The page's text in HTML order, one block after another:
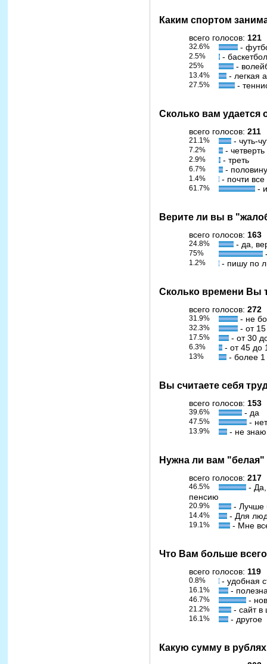
Каким спортом
всего голосов: 121
32.6% -
2.5% -
25% -
13.4% - легкая
27.5% -
Сколько вам удается
всего голосов: 211
21.1% - чуть-
7.2% - четверть
2.9% - треть
6.7% - половину
1.4% - почти все
61.7% -
Верите ли вы в
всего голосов: 163
24.8% - да,
75%
1.2% - пишу по
Сколько времени Вы
всего голосов: 272
31.9% - не
32.3% - от 15
17.5% - от 30
6.3% - от 45 до
13% - более 1
Вы считаете себя
всего голосов: 153
39.6% - да
47.5% -
13.9% - не знаю
Нужна ли вам "белая"
всего голосов: 217
46.5%
-
пенсию
20.9% - Лучше
14.4% - Для
19.1% - Мне
Что Вам больше
всего голосов: 119
0.8% - удобная
16.1% -
46.7% -
21.2% - сайт в
16.1% - другое
Какую сумму в